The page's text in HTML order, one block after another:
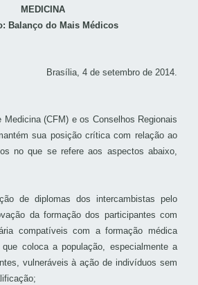
MEDICINA
Balanço do Mais Médicos
Brasília, 4 de setembro de 2014.
Medicina (CFM) e os Conselhos Regionais
sua posição crítica com relação ao
no que se refere aos aspectos abaixo,
de diplomas dos intercambistas pelo
da formação dos participantes com
compatíveis com a formação médica
coloca a população, especialmente a
vulneráveis à ação de indivíduos sem